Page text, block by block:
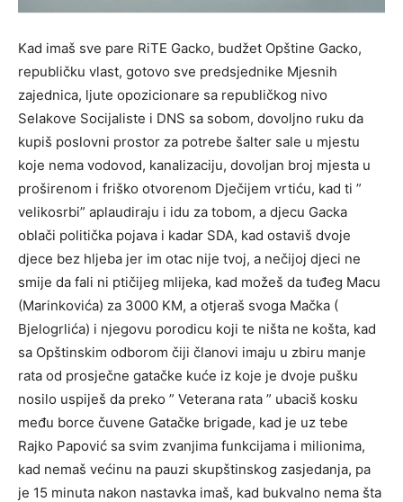
Kad imaš sve pare RiTE Gacko, budžet Opštine Gacko,
republičku vlast, gotovo sve predsjednike Mjesnih
zajednica, ljute opozicionare sa republičkog nivo
Selakove Socijaliste i DNS sa sobom, dovoljno ruku da
kupiš poslovni prostor za potrebe šalter sale u mjestu
koje nema vodovod, kanalizaciju, dovoljan broj mjesta u
proširenom i friško otvorenom Dječijem vrtiću, kad ti ”
velikosrbi” aplaudiraju i idu za tobom, a djecu Gacka
oblači politička pojava i kadar SDA, kad ostaviš dvoje
djece bez hljeba jer im otac nije tvoj, a nečijoj djeci ne
smije da fali ni ptičijeg mlijeka, kad možeš da tuđeg Macu
(Marinkovića) za 3000 KM, a otjeraš svoga Mačka (
Bjelogrlića) i njegovu porodicu koji te ništa ne košta, kad
sa Opštinskim odborom čiji članovi imaju u zbiru manje
rata od prosječne gatačke kuće iz koje je dvoje pušku
nosilo uspiješ da preko ” Veterana rata ” ubaciš kosku
među borce čuvene Gatačke brigade, kad je uz tebe
Rajko Papović sa svim zvanjima funkcijama i milionima,
kad nemaš većinu na pauzi skupštinskog zasjedanja, pa
je 15 minuta nakon nastavka imaš, kad bukvalno nema šta